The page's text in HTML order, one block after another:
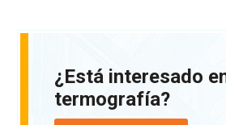
¿Está interesado
termografía?